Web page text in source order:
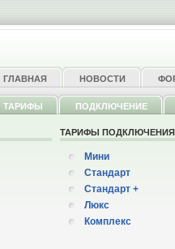
ГЛАВНАЯ НОВОСТИ
ТАРИФЫ ПОДКЛЮЧЕНИЕ
ТАРИФЫ ПОДКЛЮЧЕНИЯ
Мини
Стандарт
Стандарт +
Люкс
Комплекс